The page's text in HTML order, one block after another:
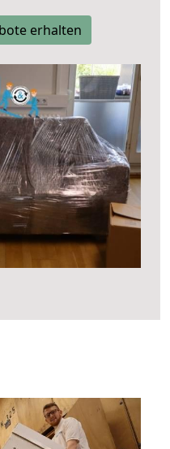
erhalten